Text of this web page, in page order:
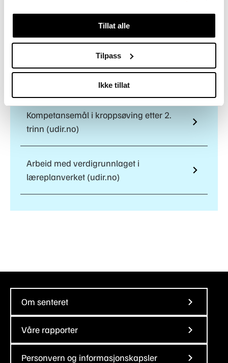
Tillat alle
Tilpass
Ikke tillat
Opplæringens verdigrunnlag (udir.no)
Kompetansemål i kroppsøving etter 2.
trinn (udir.no)
Arbeid med verdigrunnlaget i
læreplanverket (udir.no)
Om senteret
Våre rapporter
Personvern og informasjonskapsler